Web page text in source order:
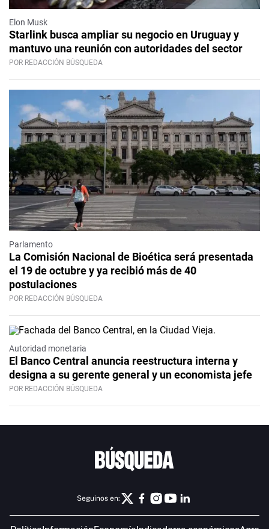
Elon Musk
Starlink busca ampliar su negocio en Uruguay y
mantuvo una reunión con autoridades del sector
POR REDACCIÓN BÚSQUEDA
Parlamento
La Comisión Nacional de Bioética será presentada
el 19 de octubre y ya recibió más de 40
postulaciones
POR REDACCIÓN BÚSQUEDA
Autoridad monetaria
El Banco Central anuncia reestructura interna y
designa a su gerente general y un economista jefe
POR REDACCIÓN BÚSQUEDA
Seguinos en: